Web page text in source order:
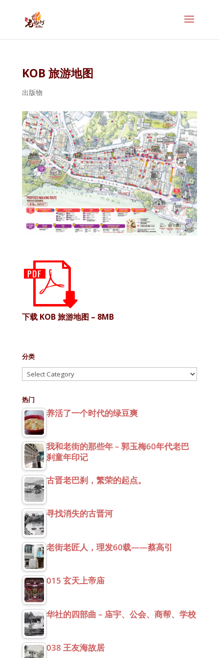
KOB 旅游地图
出版物
下载 KOB 旅游地图 – 8MB
分类
分
热门
养活了一个时代的绿豆爽
我和老街的那些年 – 郭玉梅60年代老巴
刹童年印记
古晋老巴刹，繁荣的起点。
寻找消失的古晋河
老街老匠人，理发60载——蔡高引
015 玄天上帝庙
华社的四部曲 – 庙宇、公会、商帮、学校
038 王友海故居